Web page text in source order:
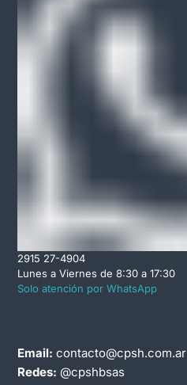
2915 27-4904
Lunes a Viernes de 8:30 a 17:30
Solo atención por WhatsApp
Email: contacto@cpsh.com.ar
Redes: @cpshbsas